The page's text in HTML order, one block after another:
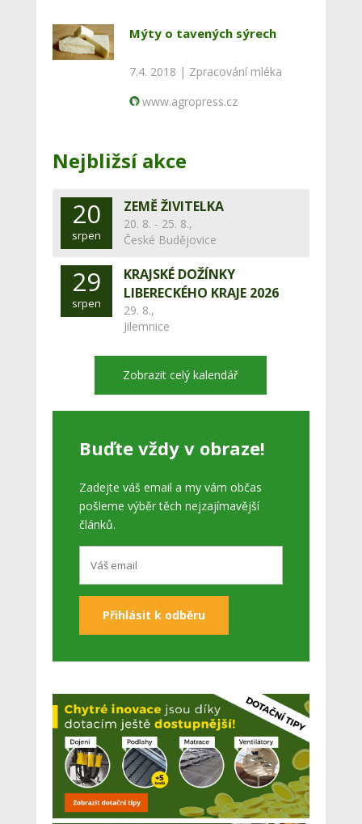
Mýty o tavených sýrech
7.4. 2018 | Zpracování mléka
www.agropress.cz
Nejbližsí akce
20
srpen
ZEMĚ ŽIVITELKA
20. 8. - 25. 8.,
České Budějovice
29
srpen
KRAJSKÉ DOŽÍNKY
LIBERECKÉHO KRAJE 2026
29. 8.,
Jilemnice
Zobrazit celý kalendář
Buďte vždy v obraze!
Zadejte váš email a my vám občas
pošleme výběr těch nejzajímavější
článků.